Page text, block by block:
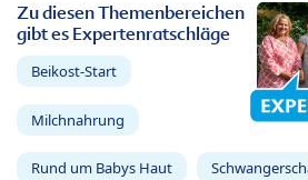
Zu diesen Themenbereichen
gibt es Expertenratschläge
Beikost-Start
Milchnahrung
Rund um Babys Haut